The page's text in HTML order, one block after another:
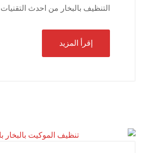
التنظيف بالبخار من احدث
إقرأ المزيد